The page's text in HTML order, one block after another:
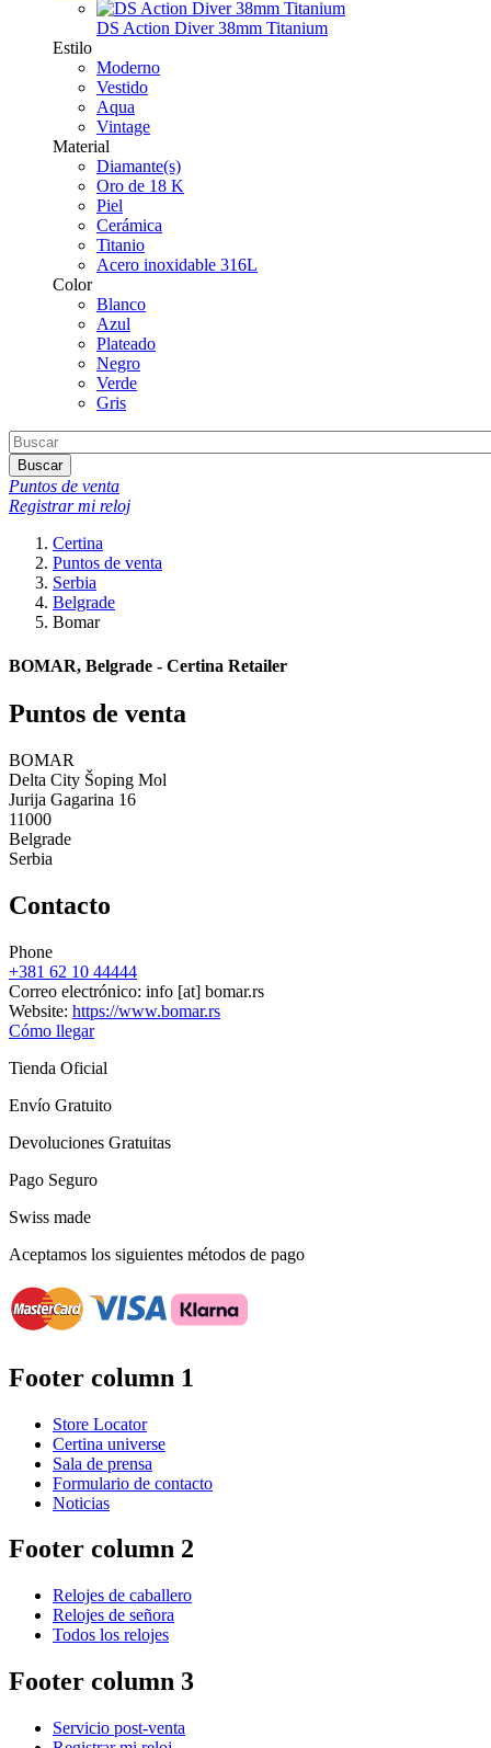
DS Action Diver 38mm Titanium
Estilo
Moderno
Vestido
Aqua
Vintage
Material
Diamante(s)
Oro de 18 K
Piel
Cerámica
Titanio
Acero inoxidable 316L
Color
Blanco
Azul
Plateado
Negro
Verde
Gris
Buscar
Puntos de venta
Registrar mi reloj
Certina
Puntos de venta
Serbia
Belgrade
Bomar
BOMAR, Belgrade - Certina Retailer
Puntos de venta
BOMAR
Delta City Šoping Mol
Jurija Gagarina 16
11000
Belgrade
Serbia
Contacto
Phone
+381 62 10 44444
Correo electrónico: info [at] bomar.rs
Website: https://www.bomar.rs
Cómo llegar
Tienda Oficial
Envío Gratuito
Devoluciones Gratuitas
Pago Seguro
Swiss made
Aceptamos los siguientes métodos de pago
Footer column 1
Store Locator
Certina universe
Sala de prensa
Formulario de contacto
Noticias
Footer column 2
Relojes de caballero
Relojes de señora
Todos los relojes
Footer column 3
Servicio post-venta